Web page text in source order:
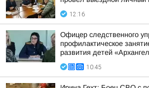
12:16
Офицер следственного
профилактическое
развития детей
10:45